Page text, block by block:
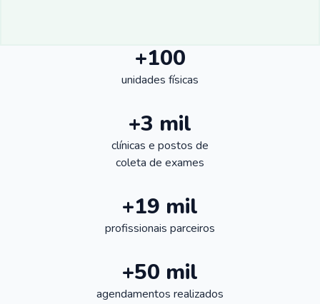
+100
unidades físicas
+3 mil
clínicas e postos de
coleta de exames
+19 mil
profissionais parceiros
+50 mil
agendamentos realizados